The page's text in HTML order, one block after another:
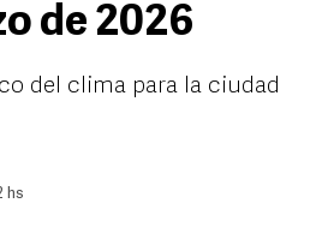
de 2026
del clima para la ciudad
hs